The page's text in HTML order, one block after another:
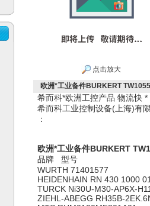
点击放大
欧洲*工业备件BURKERT
希而科*欧洲工控产品 物流
希而科工业控制设备(上海)
：
欧洲*工业备件BURKERT
品牌 型号
WURTH 71401577
HEIDENHAIN RN 430 1000
TURCK Ni30U-M30-AP6X-
ZIEHL-ABEGG RH35B-